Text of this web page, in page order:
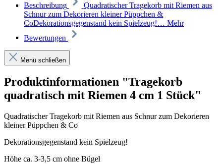
Beschreibung
Quadratischer Tragekorb mit Riemen aus
Schnur zum Dekorieren kleiner Püppchen &
CoDekorationsgegenstand kein Spielzeug!… Mehr
Bewertungen
Menü schließen
Produktinformationen "Tragekorb
quadratisch mit Riemen 4 cm 1 Stück"
Quadratischer Tragekorb mit Riemen aus Schnur zum Dekorieren
kleiner Püppchen & Co
Dekorationsgegenstand kein Spielzeug!
Höhe ca. 3-3,5 cm ohne Bügel